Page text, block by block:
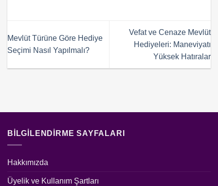
Mevlüt Türüne Göre Hediye
Seçimi Nasıl Yapılmalı?
Vefat ve Cenaze Mevlüt
Hediyeleri: Maneviyatı
Yüksek Hatıralar
BILGILENDIRME SAYFALARI
Hakkımızda
Üyelik ve Kullanım Şartları